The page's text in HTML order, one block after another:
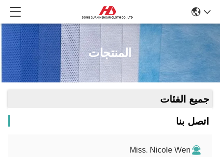
المنتجات
جميع الفئات
اتصل بنا
Miss. Nicole Wen